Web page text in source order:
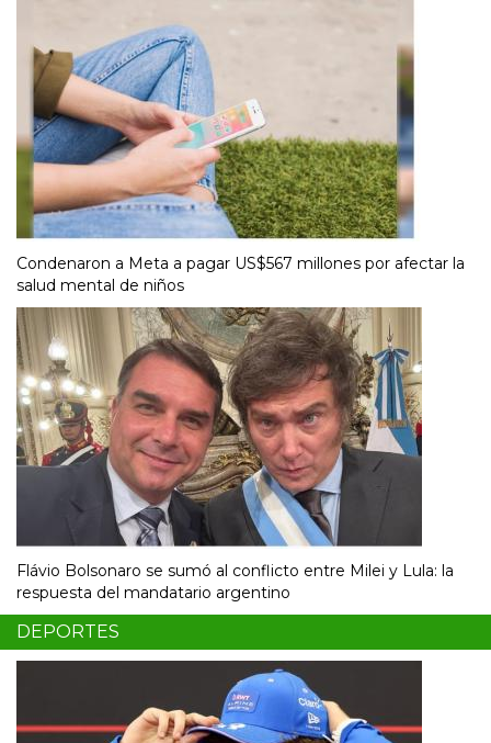
Condenaron a Meta a pagar US$567 millones por afectar la
salud mental de niños
Flávio Bolsonaro se sumó al conflicto entre Milei y Lula: la
respuesta del mandatario argentino
DEPORTES